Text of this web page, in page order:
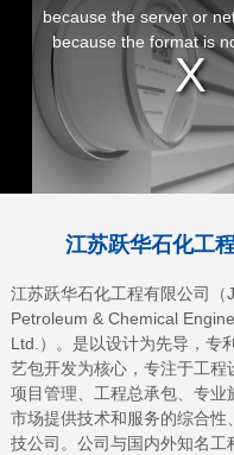
江苏跃华石化工
江苏跃华石化工程有限公司（
Petroleum & Chemical
Ltd.）。是以设计为先导，专
艺包开发为核心，专注于工程
项目管理、工程总承包、专业
市场提供技术和服务的综合性
技公司。公司与国内外知名工